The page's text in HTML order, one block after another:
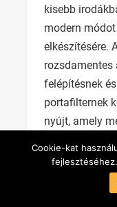
kisebb
modern
elkészítésére.
felépítésnek
portafilternek
nyújt, amely
kialakítása
számára, akik
használatot
Cookie-kat